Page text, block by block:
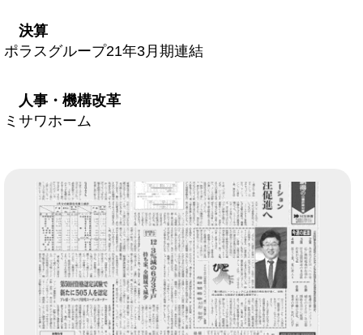
決算
ポラスグループ21年3月期連結
人事・機構改革
ミサワホーム